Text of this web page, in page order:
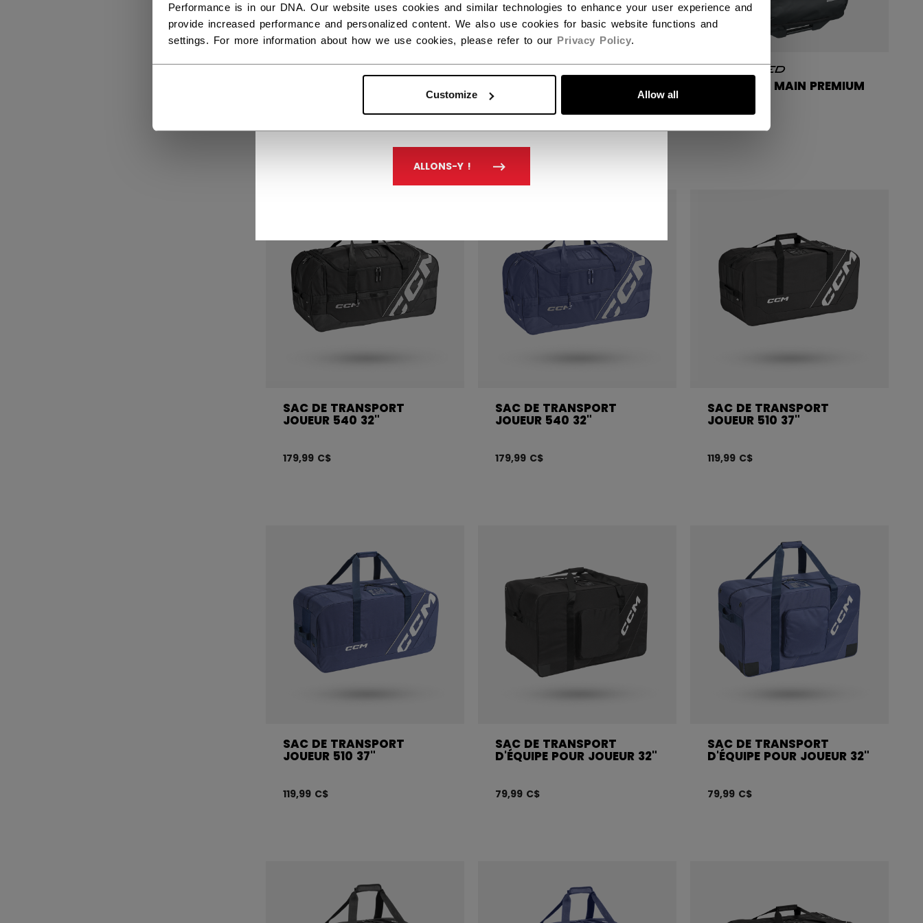
Performance is in our DNA. Our website uses cookies and similar technologies to enhance your user experience and
provide increased performance and personalized content. We also use cookies for basic website functions and
settings. For more information about how we use cookies, please refer to our Privacy Policy.
Customize Allow all
ALLONS-Y !
BAGAGE À MAIN PREMIUM
SAC DE TRANSPORT
JOUEUR 540 32"
179,99 C$
SAC DE TRANSPORT
JOUEUR 540 32"
179,99 C$
SAC DE TRANSPORT
JOUEUR 510 37"
119,99 C$
SAC DE TRANSPORT
JOUEUR 510 37"
119,99 C$
SAC DE TRANSPORT
D'ÉQUIPE POUR JOUEUR 32"
79,99 C$
SAC DE TRANSPORT
D'ÉQUIPE POUR JOUEUR 32"
79,99 C$